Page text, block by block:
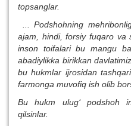
topsanglar.
... Podshohning
ajam, hindi, forsiy fuqaro va
inson toifalari bu mangu
abadiylikka birikkan
bu hukmlar ijrosidan
farmonga muvofiq ish olib
Bu hukm ulug‘ podshoh
qilsinlar.